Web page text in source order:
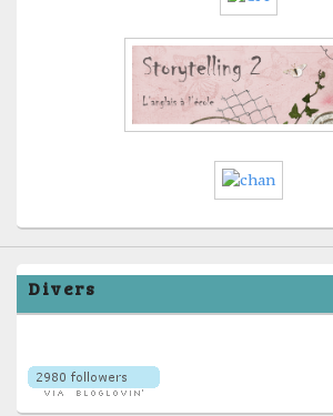
Divers